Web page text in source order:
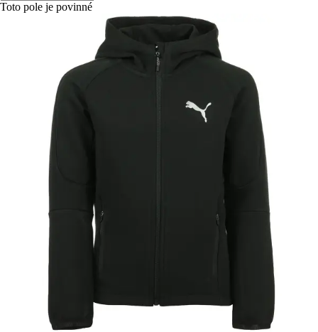
Toto pole je povinné